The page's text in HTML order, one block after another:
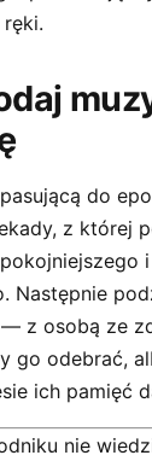
do
z której
Następnie
z osobą ze
go odebrać,
ich pamięć
nie